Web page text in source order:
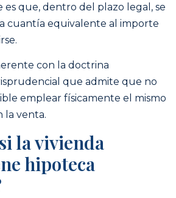
es que, dentro del plazo legal, se
cuantía equivalente al importe
con la doctrina
que admite que no
emplear físicamente el mismo
la venta.
la vivienda
hipoteca